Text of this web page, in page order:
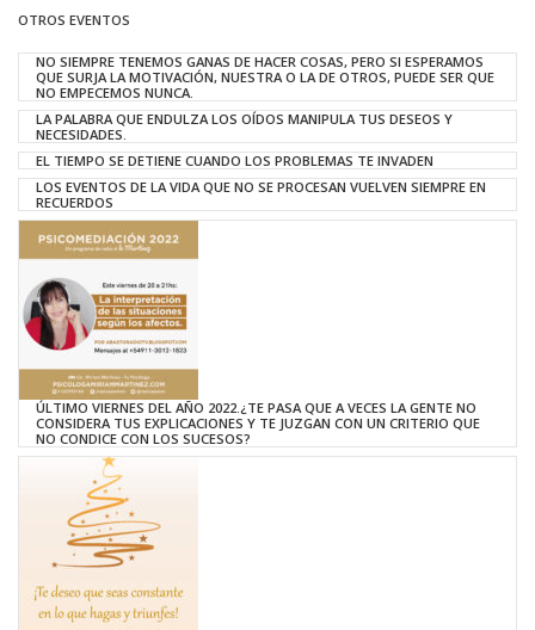
OTROS EVENTOS
NO SIEMPRE TENEMOS GANAS DE HACER COSAS, PERO SI ESPERAMOS
QUE SURJA LA MOTIVACIÓN, NUESTRA O LA DE OTROS, PUEDE SER QUE
NO EMPECEMOS NUNCA.
LA PALABRA QUE ENDULZA LOS OÍDOS MANIPULA TUS DESEOS Y
NECESIDADES.
EL TIEMPO SE DETIENE CUANDO LOS PROBLEMAS TE INVADEN
LOS EVENTOS DE LA VIDA QUE NO SE PROCESAN VUELVEN SIEMPRE EN
RECUERDOS
ÚLTIMO VIERNES DEL AÑO 2022.¿TE PASA QUE A VECES LA GENTE NO
CONSIDERA TUS EXPLICACIONES Y TE JUZGAN CON UN CRITERIO QUE
NO CONDICE CON LOS SUCESOS?